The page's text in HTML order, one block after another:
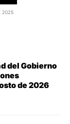
2025
del Gobierno
de 2026